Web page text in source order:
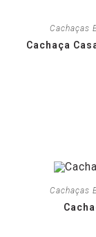
Cachaças
Cachaça
Cachaças